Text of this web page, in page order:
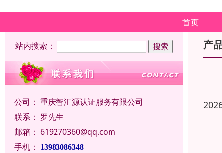
首页
站内搜索：
公司： 重庆智汇源认证服务有限公司
联系： 罗先生
邮箱： 619270360@qq.com
手机：
13983086348
产